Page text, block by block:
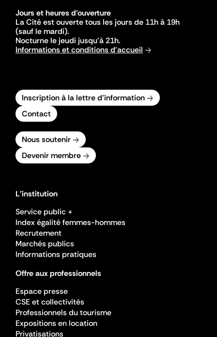
Jours et heures d'ouverture
La Cité est ouverte tous les jours de 11h à 19h
(sauf le mardi).
Nocturne le jeudi jusqu'à 21h.
Informations et conditions d'accueil
Inscription à la lettre d'information
Contact
Nous soutenir
Devenir membre
L'institution
Service public +
Index égalité femmes-hommes
Recrutement
Marchés publics
Informations pratiques
Offre aux professionnels
Espace presse
CSE et collectivités
Professionnels du tourisme
Expositions en location
Privatisations